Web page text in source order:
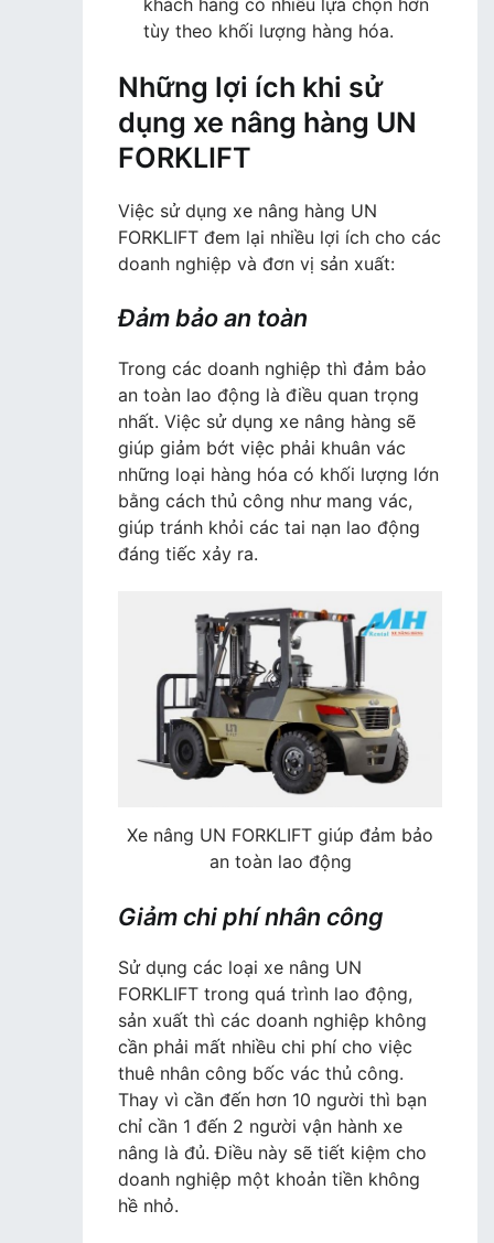
khách hàng có nhiều lựa chọn hơn
tùy theo khối lượng hàng hóa.
Những lợi ích khi sử
dụng xe nâng hàng UN
FORKLIFT
Việc sử dụng xe nâng hàng UN
FORKLIFT đem lại nhiều lợi ích cho các
doanh nghiệp và đơn vị sản xuất:
Đảm bảo an toàn
Trong các doanh nghiệp thì đảm bảo
an toàn lao động là điều quan trọng
nhất. Việc sử dụng xe nâng hàng sẽ
giúp giảm bớt việc phải khuân vác
những loại hàng hóa có khối lượng lớn
bằng cách thủ công như mang vác,
giúp tránh khỏi các tai nạn lao động
đáng tiếc xảy ra.
Xe nâng UN FORKLIFT giúp đảm bảo
an toàn lao động
Giảm chi phí nhân công
Sử dụng các loại xe nâng UN
FORKLIFT trong quá trình lao động,
sản xuất thì các doanh nghiệp không
cần phải mất nhiều chi phí cho việc
thuê nhân công bốc vác thủ công.
Thay vì cần đến hơn 10 người thì bạn
chỉ cần 1 đến 2 người vận hành xe
nâng là đủ. Điều này sẽ tiết kiệm cho
doanh nghiệp một khoản tiền không
hề nhỏ.